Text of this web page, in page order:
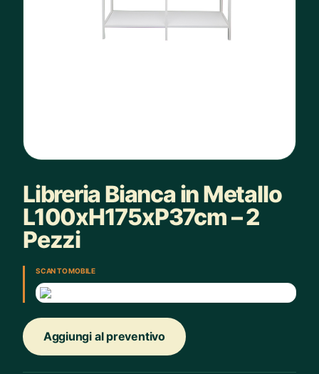
Libreria Bianca in Metallo
L100xH175xP37cm – 2
Pezzi
SCAN TO MOBILE
Aggiungi al preventivo